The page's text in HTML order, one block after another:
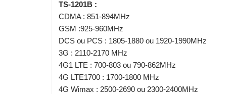
TS-1201B :
CDMA : 851-894MHz
GSM :925-960MHz
DCS ou PCS : 1805-1880 ou 1920-1990MHz
3G : 2110-2170 MHz
4G1 LTE : 700-803 ou 790-862MHz
4G LTE1700 : 1700-1800 MHz
4G Wimax : 2500-2690 ou 2300-2400MHz